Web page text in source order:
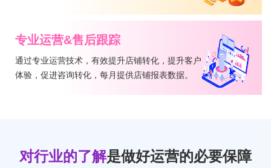
专业运营&售后跟踪
通过专业运营技术，有效提升店铺转化，提升客户
体验，促进咨询转化，每月提供店铺报表数据。
对行业的了解是做好运营的必要保障